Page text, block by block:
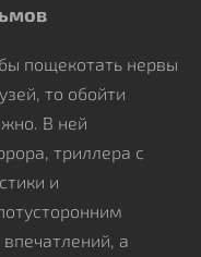
пощекотать нервы
то обойти
В ней
триллера с
и
а